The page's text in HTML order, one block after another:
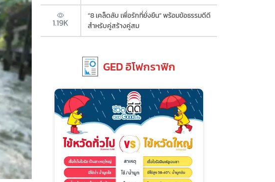
1.19K
“8 เคล็ดลับ เพื่อรักที่ยั่งยืน” พร้อมข้อธรรมดีดี
สำหรับคู่สร้างคู่สม
GED อิโฟกราฟิก